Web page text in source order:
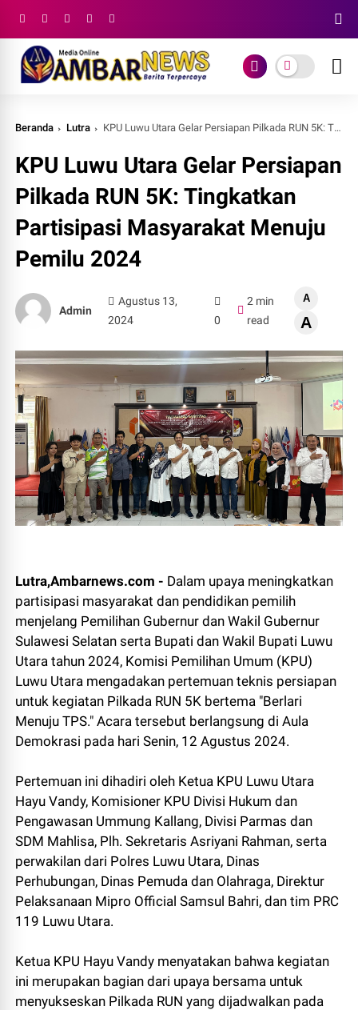
Beranda Lutra KPU Luwu Utara Gelar Persiapan Pilkada RUN 5K: Tingkatkan Partisipasi Masyarakat Menuju Pemilu 2024
KPU Luwu Utara Gelar Persiapan
Pilkada RUN 5K: Tingkatkan
Partisipasi Masyarakat Menuju
Pemilu 2024
Admin
Agustus 13,
2024
0
2 min
read
A
A
Lutra,Ambarnews.com - Dalam upaya meningkatkan
partisipasi masyarakat dan pendidikan pemilih
menjelang Pemilihan Gubernur dan Wakil Gubernur
Sulawesi Selatan serta Bupati dan Wakil Bupati Luwu
Utara tahun 2024, Komisi Pemilihan Umum (KPU)
Luwu Utara mengadakan pertemuan teknis persiapan
untuk kegiatan Pilkada RUN 5K bertema "Berlari
Menuju TPS." Acara tersebut berlangsung di Aula
Demokrasi pada hari Senin, 12 Agustus 2024.
Pertemuan ini dihadiri oleh Ketua KPU Luwu Utara
Hayu Vandy, Komisioner KPU Divisi Hukum dan
Pengawasan Ummung Kallang, Divisi Parmas dan
SDM Mahlisa, Plh. Sekretaris Asriyani Rahman, serta
perwakilan dari Polres Luwu Utara, Dinas
Perhubungan, Dinas Pemuda dan Olahraga, Direktur
Pelaksanaan Mipro Official Samsul Bahri, dan tim PRC
119 Luwu Utara.
Ketua KPU Hayu Vandy menyatakan bahwa kegiatan
ini merupakan bagian dari upaya bersama untuk
menyukseskan Pilkada RUN yang dijadwalkan pada